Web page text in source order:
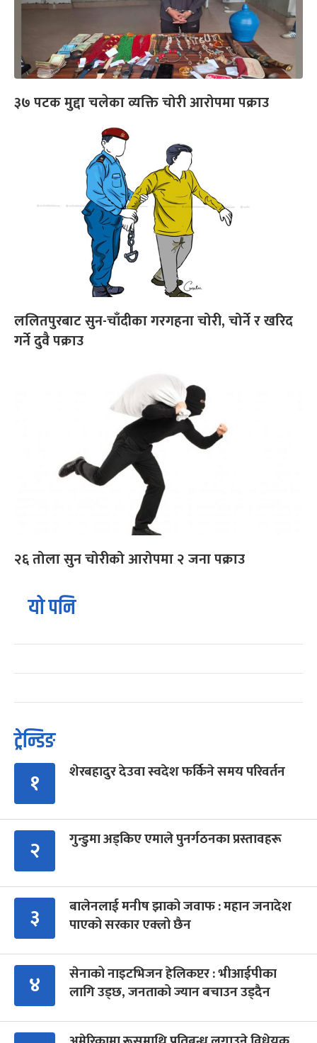
३७ पटक मुद्दा चलेका व्यक्ति चोरी आरोपमा पक्राउ
ललितपुरबाट सुन-चाँदीका गरगहना चोरी, चोर्ने र खरिद
गर्ने दुवै पक्राउ
२६ तोला सुन चोरीको आरोपमा २ जना पक्राउ
यो पनि
ट्रेन्डिङ
१ शेरबहादुर देउवा स्वदेश फर्किने समय परिवर्तन
२ गुन्डुमा अड्किए एमाले पुनर्गठनका प्रस्तावहरू
३
बालेनलाई मनीष झाको जवाफ : महान जनादेश
पाएको सरकार एक्लो छैन
४
सेनाको नाइटभिजन हेलिकप्टर : भीआईपीका
लागि उड्छ, जनताको ज्यान बचाउन उड्दैन